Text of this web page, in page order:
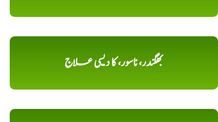
بھگندر، ناسور، کا دیسی علاج